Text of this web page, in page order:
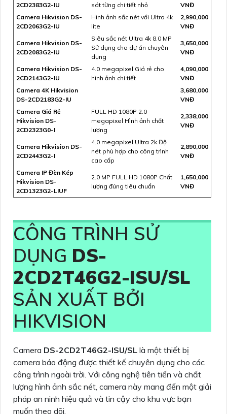
2CD2383G2-IU
sát từng chi tiết nhỏ
VNĐ
Camera Hikvision DS-
2CD2063G2-IU
Hình ảnh sắc nét với Ultra 4k
lite
2,990,000
VNĐ
Camera Hikvision DS-
2CD2083G2-IU
Siêu sắc nét Ultra 4k 8.0 MP
Sử dụng cho dự án chuyên
dụng
3,650,000
VNĐ
Camera Hikvision DS-
2CD2143G2-IU
4.0 megapixel Giá rẻ cho
hình ảnh chi tiết
4,090,000
VNĐ
Camera 4K Hikvision
DS-2CD2183G2-IU
3,680,000
VNĐ
Camera Giá Rẻ
Hikvision DS-
2CD2323G0-I
FULL HD 1080P 2.0
megapixel Hình ảnh chất
lượng
2,338,000
VNĐ
Camera Hikvision DS-
2CD2443G2-I
4.0 megapixel Ultra 2k Độ
nét phù hợp cho công trình
cao cấp
2,890,000
VNĐ
Camera IP Đèn Kép
Hikvision DS-
2CD1323G2-LIUF
2.0 MP FULL HD 1080P Chất
lượng đúng tiêu chuẩn
1,650,000
VNĐ
CÔNG TRÌNH SỬ
DỤNG DS-
2CD2T46G2-ISU/SL
SẢN XUẤT BỞI
HIKVISION
Camera DS-2CD2T46G2-ISU/SL là một thiết bị
camera báo động được thiết kế chuyên dụng cho các
công trình ngoài trời. Với công nghệ tiên tiến và chất
lượng hình ảnh sắc nét, camera này mang đến một giải
pháp an ninh hiệu quả và tin cậy cho khu vực bạn
muốn theo dõi.